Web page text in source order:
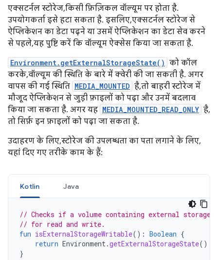
एक्सटर्नल स्टोरेज, किसी फ़िज़िकल वॉल्यूम पर होता है.
उपयोगकर्ता इसे हटा सकता है. इसलिए, एक्सटर्नल स्टोरेज से
ऐप्लिकेशन का डेटा पढ़ने या उसमें ऐप्लिकेशन का डेटा सेव करने
से पहले, यह पुष्टि करें कि वॉल्यूम ऐक्सेस किया जा सकता है.
Environment.getExternalStorageState() को कॉल
करके, वॉल्यूम की स्थिति के बारे में क्वेरी की जा सकती है. अगर
वापस की गई स्थिति MEDIA_MOUNTED है, तो बाहरी स्टोरेज में
मौजूद ऐप्लिकेशन से जुड़ी फ़ाइलों को पढ़ा और उनमें बदलाव
किया जा सकता है. अगर यह MEDIA_MOUNTED_READ_ONLY है,
तो सिर्फ़ इन फ़ाइलों को पढ़ा जा सकता है.
उदाहरण के लिए, स्टोरेज की उपलब्धता का पता लगाने के लिए,
यहां दिए गए तरीके काम के हैं:
Kotlin Java
// Checks if a volume containing external storage
// for read and write.
fun isExternalStorageWritable(): Boolean {
return Environment.getExternalStorageState()
}